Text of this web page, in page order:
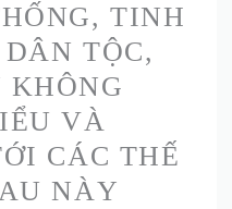
TINH
TỘC,
VÀ
CÁC THẾ
NÀY